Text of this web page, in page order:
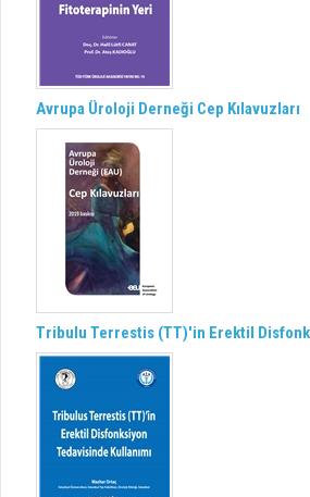
Avrupa Üroloji Derneği Cep Kılavuzları
Tribulu Terrestis (TT)'in Erektil